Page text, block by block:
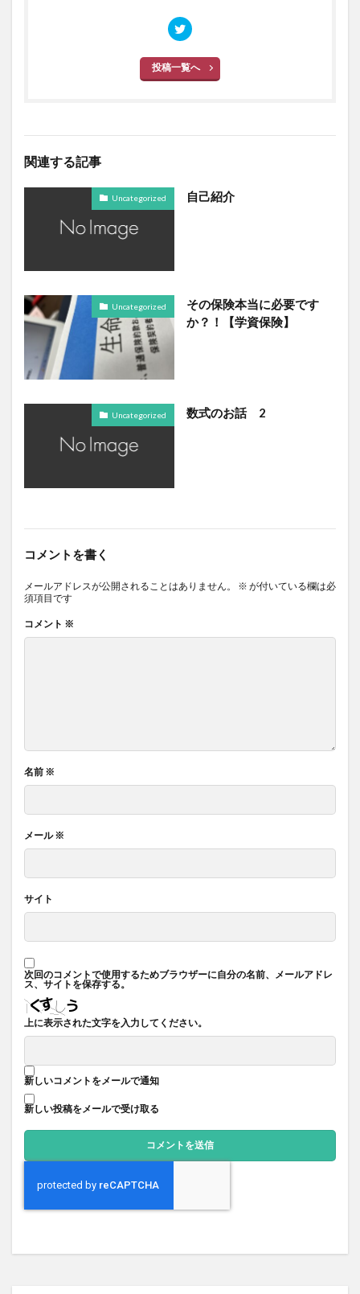
投稿一覧へ
関連する記事
Uncategorized 自己紹介
Uncategorized
その保険本当に必要です
か？！【学資保険】
Uncategorized 数式のお話 2
コメントを書く
メールアドレスが公開されることはありません。 ※ が付いている欄は必
須項目です
コメント ※
名前 ※
メール※
サイト
次回のコメントで使用するためブラウザーに自分の名前、メールアドレ
ス、サイトを保存する。
上に表示された文字を入力してください。
新しいコメントをメールで通知
新しい投稿をメールで受け取る